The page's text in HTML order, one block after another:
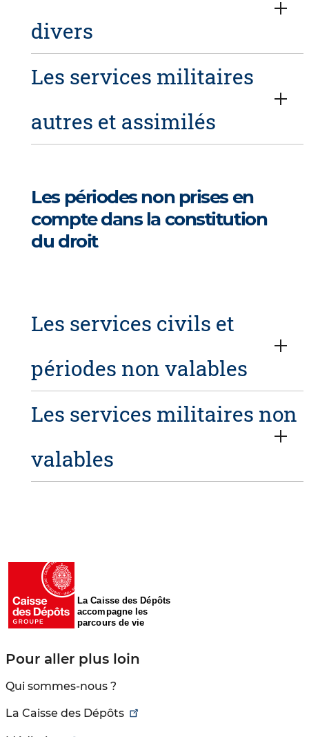
divers
Les services militaires
autres et assimilés
Les périodes non prises en
compte dans la constitution
du droit
Les services civils et
périodes non valables
Les services militaires non
valables
La Caisse des Dépôts
accompagne les
parcours de vie
Pour aller plus loin
Qui sommes-nous ?
La Caisse des Dépôts